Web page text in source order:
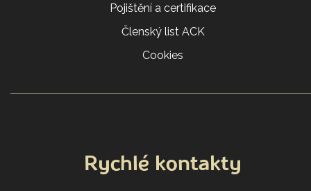
Pojištění a certifikace
Členský list ACK
Cookies
Rychlé kontakty